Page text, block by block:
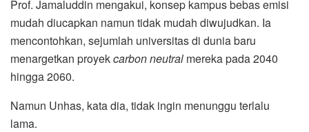
Prof. Jamaluddin mengakui, konsep kampus bebas emisi
mudah diucapkan namun tidak mudah diwujudkan. Ia
mencontohkan, sejumlah universitas di dunia baru
menargetkan proyekcarbon neutral mereka pada 2040
hingga 2060.
Namun Unhas, kata dia, tidak ingin menunggu terlalu
lama.